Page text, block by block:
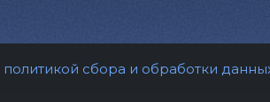
политикой сбора и обработки